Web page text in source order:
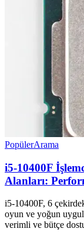
PopülerArama
i5-10400F
Alanları:
i5-10400F, 6
oyun ve yoğun
verimli ve bütçe